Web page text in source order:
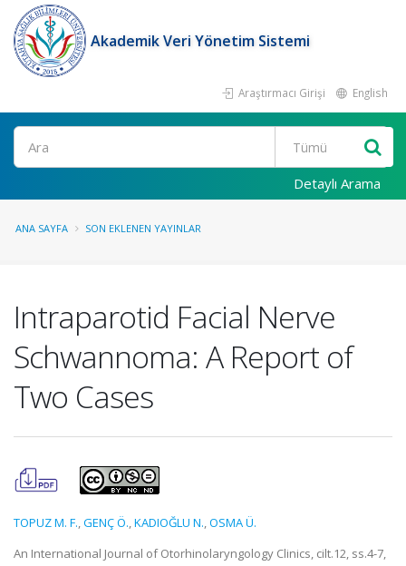
Akademik Veri Yönetim Sistemi
Araştırmacı Girişi English
Ara
Detaylı Arama
ANA SAYFA SON EKLENEN YAYINLAR
Intraparotid Facial Nerve
Schwannoma: A Report of
Two Cases
TOPUZ M. F.,GENÇ Ö.,KADIOĞLU N.,OSMA Ü.
An International Journal of Otorhinolaryngology Clinics, cilt.12, ss.4-7,